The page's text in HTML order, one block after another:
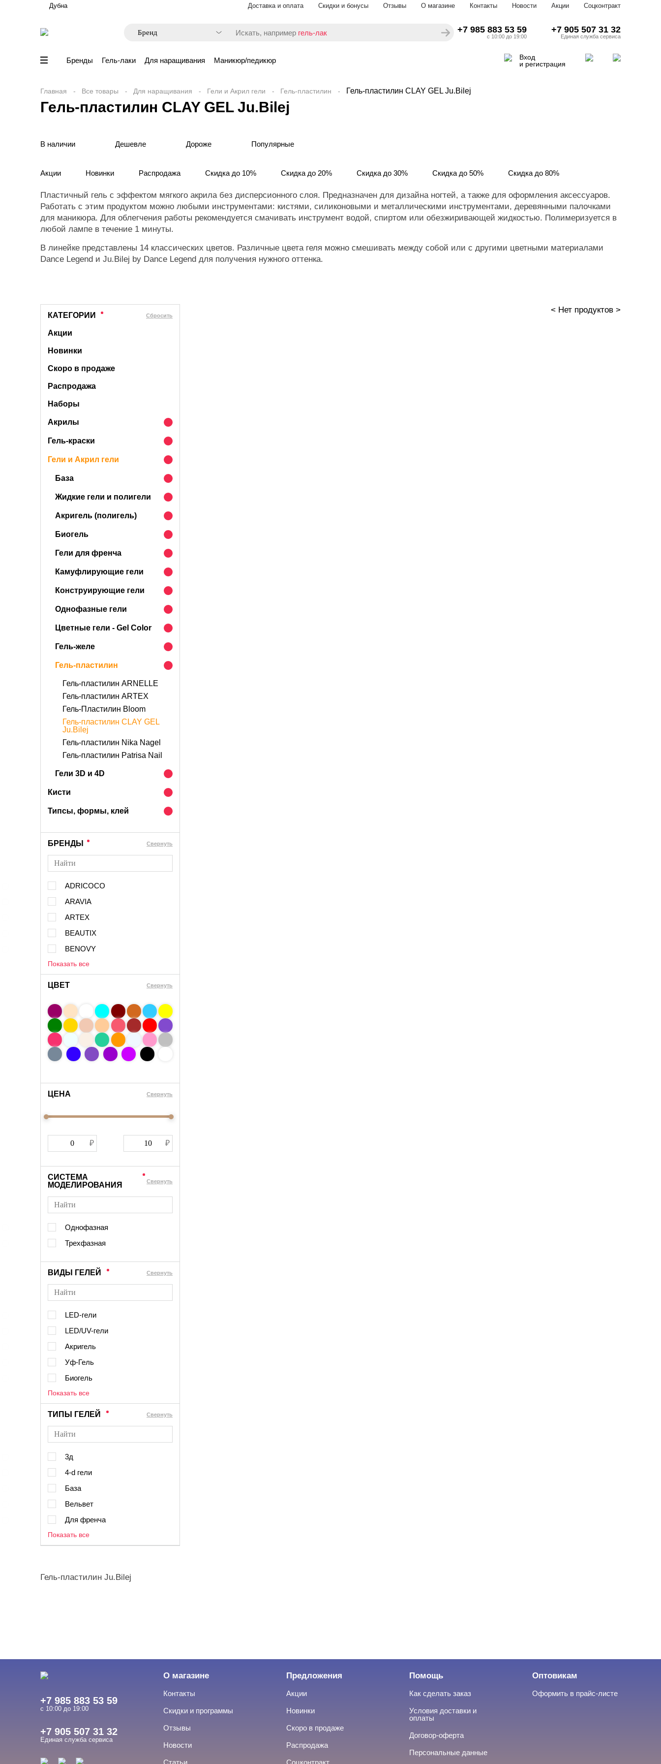
Дубна Доставка и оплата Скидки и бонусы Отзывы О магазине Контакты Новости Акции Соцконтракт
Искать, например гель-лак +7 985 883 53 59
с 10:00 до 19:00
+7 905 507 31 32
Единая служба сервиса
Бренды Гель-лаки Для наращивания Маникюр/педикюр
Вход
и регистрация
Главная Все товары Для наращивания Гели и Акрил гели Гель-пластилин Гель-пластилин CLAY GEL Ju.Bilej
Гель-пластилин CLAY GEL Ju.Bilej
В наличии Дешевле Дороже Популярные
Акции Новинки Распродажа Скидка до 10% Скидка до 20% Скидка до 30% Скидка до 50% Скидка до 80%
Пластичный гель с эффектом мягкого акрила без дисперсионного слоя. Предназначен для дизайна ногтей, а также для оформления аксессуаров.
Работать с этим продуктом можно любыми инструментами: кистями, силиконовыми и металлическими инструментами, деревянными палочками
для маникюра. Для облегчения работы рекомендуется смачивать инструмент водой, спиртом или обезжиривающей жидкостью. Полимеризуется в
любой лампе в течение 1 минуты.
В линейке представлены 14 классических цветов. Различные цвета геля можно смешивать между собой или с другими цветными материалами
Dance Legend и Ju.Bilej by Dance Legend для получения нужного оттенка.
КАТЕГОРИИ Cбросить
Акции
Новинки
Скоро в продаже
Распродажа
Наборы
Акрилы
Гель-краски
Гели и Акрил гели
База
Жидкие гели и полигели
Акригель (полигель)
Биогель
Гели для френча
Камуфлирующие гели
Конструирующие гели
Однофазные гели
Цветные гели - Gel Color
Гель-желе
Гель-пластилин
Гель-пластилин ARNELLE
Гель-пластилин ARTEX
Гель-Пластилин Bloom
Гель-пластилин CLAY GEL
Ju.Bilej
Гель-пластилин Nika Nagel
Гель-пластилин Patrisa Nail
Гели 3D и 4D
Кисти
Типсы, формы, клей
БРЕНДЫ Cвернуть
ADRICOCO
ARAVIA
ARTEX
BEAUTIX
BENOVY
Показать все
ЦВЕТ Свернуть
ЦЕНА Cвернуть
СИСТЕМА
МОДЕЛИРОВАНИЯ
Cвернуть
Однофазная
Трехфазная
ВИДЫ ГЕЛЕЙ Cвернуть
LED-гели
LED/UV-гели
Акригель
Уф-Гель
Биогель
Показать все
ТИПЫ ГЕЛЕЙ Cвернуть
3д
4-d гели
База
Вельвет
Для френча
Показать все
< Нет продуктов >
Гель-пластилин Ju.Bilej
+7 985 883 53 59
с 10:00 до 19:00
+7 905 507 31 32
Единая служба сервиса
О магазине
Контакты
Скидки и программы
Отзывы
Новости
Статьи
Предложения
Акции
Новинки
Скоро в продаже
Распродажа
Соцконтракт
Помощь
Как сделать заказ
Условия доставки и
оплаты
Договор-оферта
Персональные данные
Оптовикам
Оформить в прайс-листе